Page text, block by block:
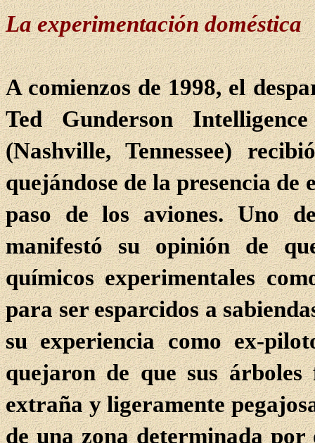
La experimentación doméstica
A comienzos de 1998, el
Ted Gunderson
(Nashville, Tennessee)
quejándose de la presencia
paso de los aviones. Uno
manifestó su opinión de
químicos experimentales
para ser esparcidos a
su experiencia como ex-
quejaron de que sus
extraña y ligeramente
de una zona determinada por